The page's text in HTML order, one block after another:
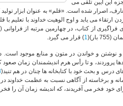
این آیین تلقی می
اصرار شده است. «قلم» به عنوان ابزار
ارتقاء می یابد و اوج الوهیت خداوند با تعلیم
1) قرار می گیرد.
نوشتن و خواندن در متون و منابع موجود است.
پروردند، و تا رأس هرم اندیشمندان زمان صعود
درس و بحث خود با کتابخانه ها چنان در هم تنید(
برخاسته از آگاهی نسبت به عظمت خداوند در
خود فخر می آفریدند، که اندیشه زمان آن را